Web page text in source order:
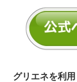
グリエネを利